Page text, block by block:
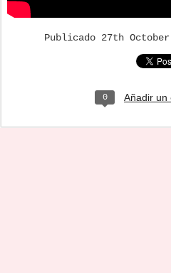
Publicado 27th
0 Añadir un